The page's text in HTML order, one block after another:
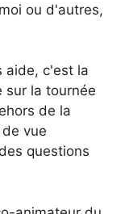
ou d'autres,
aide, c'est la
sur la tournée
de la
vue
questions